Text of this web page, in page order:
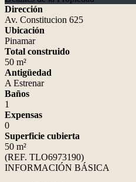
Dirección
Av. Constitucion 625
Ubicación
Pinamar
Total construido
50 m²
Antigüedad
A Estrenar
Baños
1
Expensas
0
Superficie cubierta
50 m²
(REF. TLO6973190)
INFORMACIÓN BÁSICA